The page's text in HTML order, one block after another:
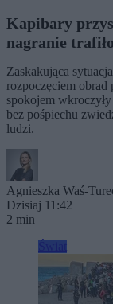
Kapibary
nagranie
Zaskakująca
rozpoczęciem
spokojem
bez pośpiechu
ludzi.
Agnieszka Waś-
Dzisiaj 11:42
2 min